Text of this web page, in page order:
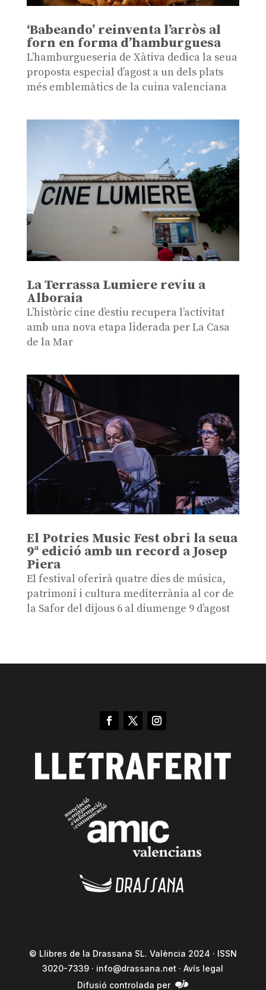
‘Babeando’ reinventa l’arròs al
forn en forma d’hamburguesa
L’hamburgueseria de Xàtiva dedica la seua
proposta especial d’agost a un dels plats
més emblemàtics de la cuina valenciana
La Terrassa Lumiere reviu a
Alboraia
L’històric cine d’estiu recupera l’activitat
amb una nova etapa liderada per La Casa
de la Mar
El Potries Music Fest obri la seua
9ª edició amb un record a Josep
Piera
El festival oferirà quatre dies de música,
patrimoni i cultura mediterrània al cor de
la Safor del dijous 6 al diumenge 9 d’agost
© Llibres de la Drassana SL. València 2024 · ISSN
3020-7339 · info@drassana.net ·Avís legal
Difusió controlada per